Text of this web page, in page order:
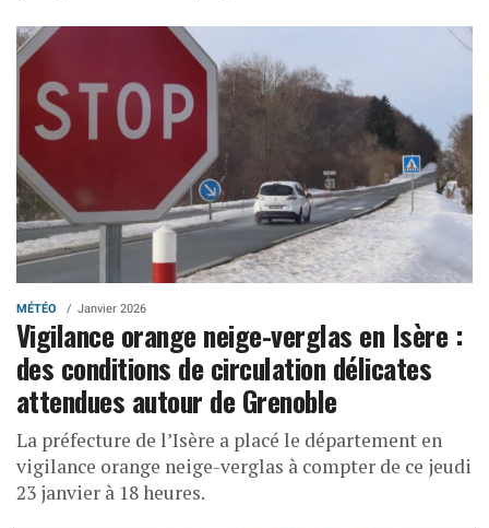
MÉTÉO Janvier 2026
Vigilance orange neige-verglas en Isère :
des conditions de circulation délicates
attendues autour de Grenoble
La préfecture de l’Isère a placé le département en
vigilance orange neige-verglas à compter de ce jeudi
23 janvier à 18 heures.